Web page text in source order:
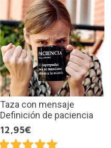
Taza con mensaje
Definición de paciencia
12,95€